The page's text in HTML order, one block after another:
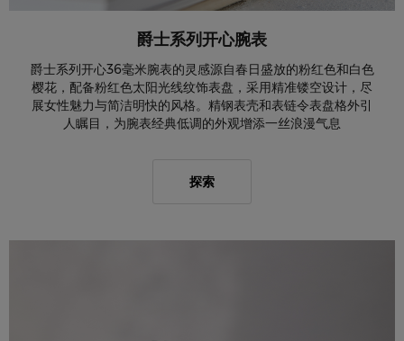
爵士系列开心腕表
爵士系列开心36毫米腕表的灵感源自春日盛放的粉红色和白色
樱花，配备粉红色太阳光线纹饰表盘，采用精准镂空设计，尽
展女性魅力与简洁明快的风格。精钢表壳和表链令表盘格外引
人瞩目，为腕表经典低调的外观增添一丝浪漫气息
探索